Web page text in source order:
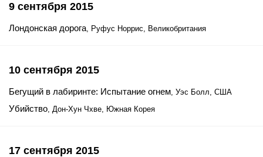
9 сентября 2015
Лондонская дорога, Руфус Норрис, Великобритания
10 сентября 2015
Бегущий в лабиринте: Испытание огнем, Уэс Болл, США
Убийство, Дон-Хун Чхве, Южная Корея
17 сентября 2015